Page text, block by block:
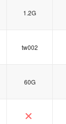
1.2G
tw002
60G